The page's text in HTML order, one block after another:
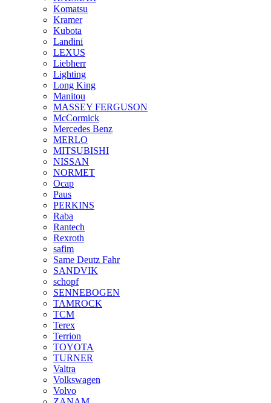
Komatsu
Kramer
Kubota
Landini
LEXUS
Liebherr
Lighting
Long King
Manitou
MASSEY FERGUSON
McCormick
Mercedes Benz
MERLO
MITSUBISHI
NISSAN
NORMET
Ocap
Paus
PERKINS
Raba
Rantech
Rexroth
safim
Same Deutz Fahr
SANDVIK
schopf
SENNEBOGEN
TAMROCK
TCM
Terex
Terrion
TOYOTA
TURNER
Valtra
Volkswagen
Volvo